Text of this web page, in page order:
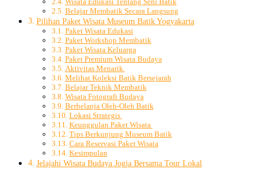
Belajar Membatik Secara Langsung
Pilihan Paket Wisata Museum Batik Yogyakarta
Paket Wisata Edukasi
Paket Workshop Membatik
Paket Wisata Keluarga
Paket Premium Wisata Budaya
Aktivitas Menarik
Melihat Koleksi Batik Bersejarah
Belajar Teknik Membatik
Wisata Fotografi Budaya
Berbelanja Oleh-Oleh Batik
Lokasi Strategis
Keunggulan Paket Wisata
Tips Berkunjung Museum Batik
Cara Reservasi Paket Wisata
Kesimpulan
Jelajahi Wisata Budaya Jogja Bersama Tour Lokal